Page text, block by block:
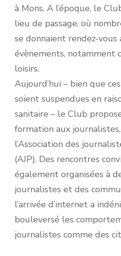
à Mons. A l’époque, le
lieu de passage, où
se donnaient rendez-
évènements, notamment
loisirs.
Aujourd’hui – bien que
soient suspendues en
sanitaire – le Club
formation aux
l’Association des
(AJP). Des rencontres
également organisées à
journalistes et des
l’arrivée d’internet a
bouleversé les
journalistes comme des